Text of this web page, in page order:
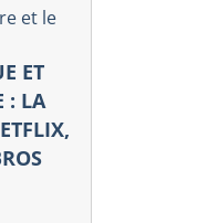
et le
ET
: LA